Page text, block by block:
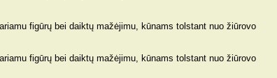
figūrų bei daiktų mažėjimu, kūnams tolstant nuo žiūrovo
figūrų bei daiktų mažėjimu, kūnams tolstant nuo žiūrovo